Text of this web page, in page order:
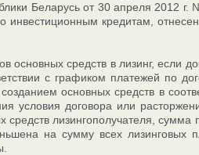
Беларусь от 30 апреля 2012
инвестиционным кредитам,
основных средств в лизинг, если
с графиком платежей по
основных средств в
условия договора или
средств лизингополучателя,
на сумму всех лизинговых